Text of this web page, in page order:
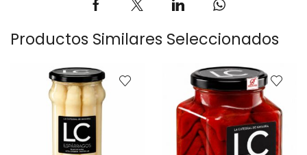
Productos Similares Seleccionados